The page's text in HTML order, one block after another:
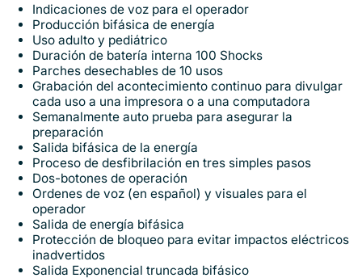
Indicaciones de voz para el operador
Producción bifásica de energía
Uso adulto y pediátrico
Duración de batería interna 100 Shocks
Parches desechables de 10 usos
Grabación del acontecimiento continuo para divulgar
cada uso a una impresora o a una computadora
Semanalmente auto prueba para asegurar la
preparación
Salida bifásica de la energía
Proceso de desfibrilación en tres simples pasos
Dos-botones de operación
Ordenes de voz (en español) y visuales para el
operador
Salida de energía bifásica
Protección de bloqueo para evitar impactos eléctricos
inadvertidos
Salida Exponencial truncada bifásico